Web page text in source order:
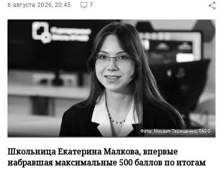
6 августа 2026, 20:45 7
Фото: Михаил Терещенко/ТАСС
Школьница Екатерина Малкова, впервые
набравшая максимальные 500 баллов по итогам